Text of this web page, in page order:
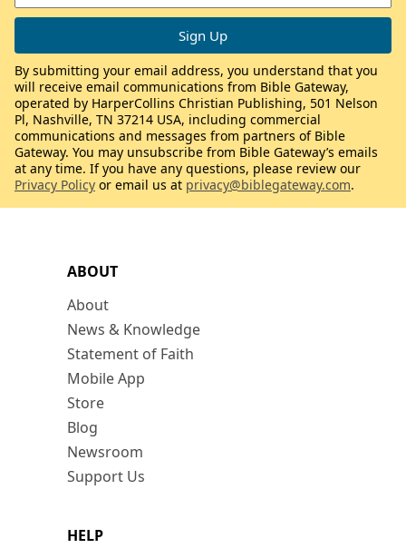
ABOUT
About
News & Knowledge
Statement of Faith
Mobile App
Store
Blog
Newsroom
Support Us
HELP
By submitting your email address, you understand that you
will receive email communications from Bible Gateway,
operated by HarperCollins Christian Publishing, 501 Nelson
Pl, Nashville, TN 37214 USA, including commercial
communications and messages from partners of Bible
Gateway. You may unsubscribe from Bible Gateway’s emails
at any time. If you have any questions, please review our
Privacy Policy or email us at privacy@biblegateway.com.